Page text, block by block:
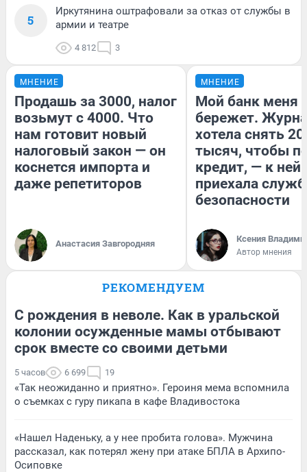
5
Иркутянина оштрафовали за отказ от службы в
армии и театре
4 812 3
МНЕНИЕ
Продашь за 3000, налог
возьмут с 4000. Что
нам готовит новый
налоговый закон — он
коснется импорта и
даже репетиторов
Анастасия Завгородняя
МНЕНИЕ
Мой банк меня
бережет.
хотела снять
тысяч, чтобы
кредит, — к
приехала
безопасности
Ксения
Автор мнения
РЕКОМЕНДУЕМ
С рождения в неволе. Как в уральской
колонии осужденные мамы отбывают
срок вместе со своими детьми
5 часов 6 699 19
«Так неожиданно и приятно». Героиня мема вспомнила
о съемках с гуру пикапа в кафе Владивостока
«Нашел Наденьку, а у нее пробита голова». Мужчина
рассказал, как потерял жену при атаке БПЛА в Архипо-
Осиповке